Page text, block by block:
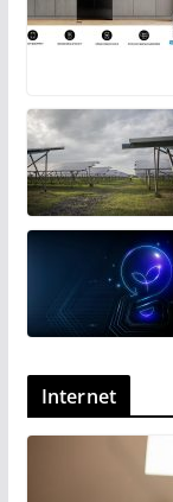
Internet